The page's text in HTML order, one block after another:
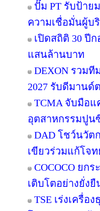
ปั๊ม PT รับป้าย
ความเชื่อมั่นผู้บ
เปิดสถิติ 30 ปี
แสนล้านบาท
DEXON รวมที
2027 รับดีมานด์
TCMA จับมือ
อุตสาหกรรมปูนซี
DAD โชว์นวัต
เขียวร่วมแก้โจ
COCOCO ยก
เติบโตอย่างยั่งยื
TSE เร่งเครื่อ